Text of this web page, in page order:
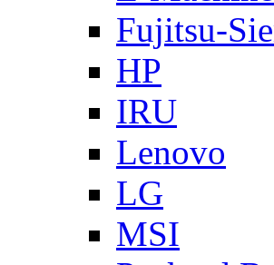
Fujitsu-
HP
IRU
Lenovo
LG
MSI